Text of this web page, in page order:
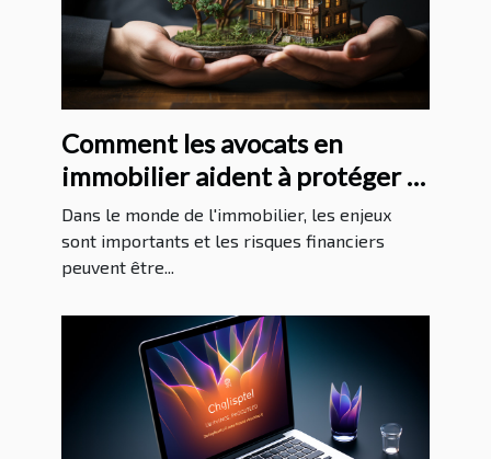
Comment les avocats en
immobilier aident à protéger la
santé financière de leurs clients
Dans le monde de l'immobilier, les enjeux
sont importants et les risques financiers
peuvent être...